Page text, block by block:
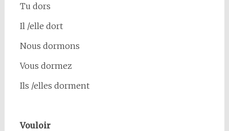
Tu dors
Il /elle dort
Nous dormons
Vous dormez
Ils /elles dorment
Vouloir